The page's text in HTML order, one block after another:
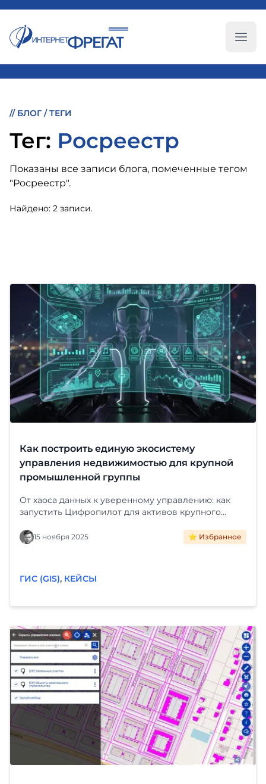
// БЛОГ /ТЕГИ
Тег: Росреестр
Показаны все записи блога, помеченные тегом
"Росреестр".
Найдено: 2 записи.
Как построить единую экосистему
управления недвижимостью для крупной
промышленной группы
От хаоса данных к уверенному управлению: как
запустить Цифропилот для активов крупного
карте и автоматизация рутины. Читайте кейс
внедрения «Фарватер-Активы».
15 ноября 2025 ⭐ Избранное
ГИС (GIS), КЕЙСЫ